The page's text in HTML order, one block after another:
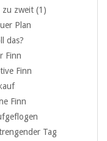
zu zweit (1)
Plan
das?
Finn
Finn
Finn
Tag